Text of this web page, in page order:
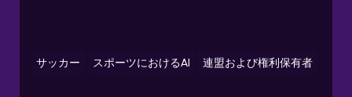
サッカー スポーツにおけるAI 連盟および権利保有者